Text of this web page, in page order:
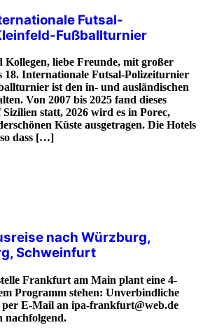
Futsal-
Fußballturnier
Kollegen, liebe Freunde, mit großer
18. Internationale Futsal-Polizeiturnier
ist den in- und ausländischen
Von 2007 bis 2025 fand dieses
statt, 2026 wird es in Porec,
Küste ausgetragen. Die Hotels
dass […]
nach Würzburg,
Schweinfurt
Frankfurt am Main plant eine 4-
Programm stehen: Unverbindliche
E-Mail an ipa-frankfurt@web.de
nachfolgend.